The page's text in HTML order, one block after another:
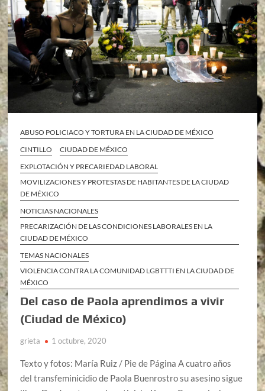
ABUSO POLICIACO Y TORTURA EN LA CIUDAD DE MÉXICO
CINTILLO
CIUDAD DE MÉXICO
EXPLOTACIÓN Y PRECARIEDAD LABORAL
MOVILIZACIONES Y PROTESTAS DE HABITANTES DE LA CIUDAD
DE MÉXICO
NOTICIAS NACIONALES
PRECARIZACIÓN DE LAS CONDICIONES LABORALES EN LA
CIUDAD DE MÉXICO
TEMAS NACIONALES
VIOLENCIA CONTRA LA COMUNIDAD LGBTTTI EN LA CIUDAD DE
MÉXICO
Del caso de Paola aprendimos a vivir
(Ciudad de México)
grieta 1 octubre, 2020
Texto y fotos: María Ruiz / Pie de Página A cuatro años
del transfeminicidio de Paola Buenrostro su asesino sigue